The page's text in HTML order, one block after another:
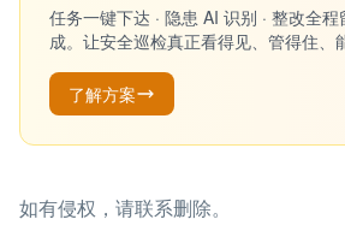
任务一键下达 · 隐患 AI 识别 · 整改全程
成。让安全巡检真正看得见、管得住、
了解方案
如有侵权，请联系删除。